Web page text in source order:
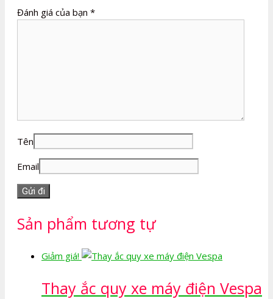
Đánh giá của bạn *
Tên
Email
Sản phẩm tương tự
Giảm giá!
Thay ắc quy xe máy điện Vespa